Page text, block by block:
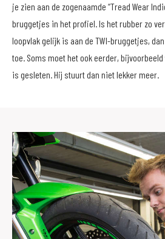
je zien aan de zogenaamde “Tread Wear
bruggetjes in het profiel. Is het rubber zo
loopvlak gelijk is aan de TWI-bruggetjes,
toe. Soms moet het ook eerder,
is gesleten. Hij stuurt dan niet lekker meer.